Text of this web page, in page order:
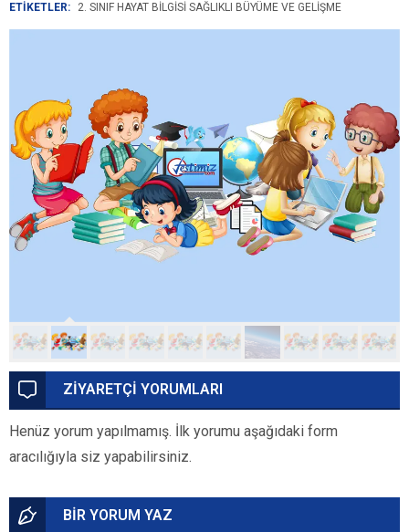
ETİKETLER: 2. SINIF HAYAT BILGISI SAĞLIKLI BÜYÜME VE GELIŞME
ZİYARETÇİ YORUMLARI
Henüz yorum yapılmamış. İlk yorumu aşağıdaki form
aracılığıyla siz yapabilirsiniz.
BİR YORUM YAZ